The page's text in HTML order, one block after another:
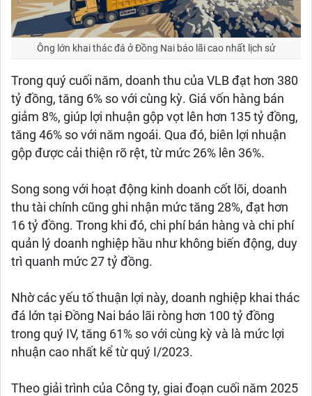
Ông lớn khai thác đá ở Đồng Nai báo lãi cao nhất lịch sử
Trong quý cuối năm, doanh thu của VLB đạt hơn 380
tỷ đồng, tăng 6% so với cùng kỳ. Giá vốn hàng bán
giảm 8%, giúp lợi nhuận gộp vọt lên hơn 135 tỷ đồng,
tăng 46% so với năm ngoái. Qua đó, biên lợi nhuận
gộp được cải thiện rõ rệt, từ mức 26% lên 36%.
Song song với hoạt động kinh doanh cốt lõi, doanh
thu tài chính cũng ghi nhận mức tăng 28%, đạt hơn
16 tỷ đồng. Trong khi đó, chi phí bán hàng và chi phí
quản lý doanh nghiệp hầu như không biến động, duy
trì quanh mức 27 tỷ đồng.
Nhờ các yếu tố thuận lợi này, doanh nghiệp khai thác
đá lớn tại Đồng Nai báo lãi ròng hơn 100 tỷ đồng
trong quý IV, tăng 61% so với cùng kỳ và là mức lợi
nhuận cao nhất kể từ quý I/2023.
Theo giải trình của Công ty, giai đoạn cuối năm 2025